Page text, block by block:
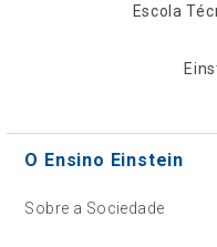
Escola
O Ensino Einstein
Sobre a Sociedade